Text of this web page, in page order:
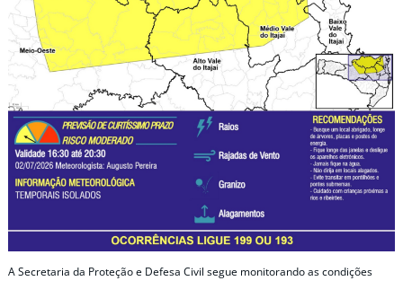
A Secretaria da Proteção e Defesa Civil segue monitorando as condições